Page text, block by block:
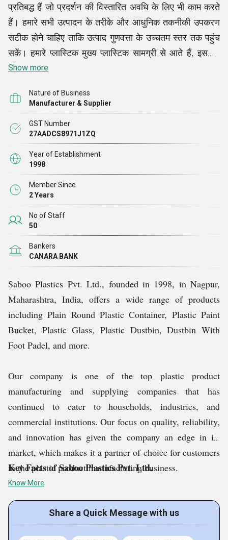
प्रतिबद्ध हैं जो प्रदर्शन की विस्तारित अवधि के लिए भी काम करते
हैं। हमारे सभी उत्पादन के तरीके और आधुनिक तकनीकी उपकरण
सटीक होने चाहिए ताकि उत्पाद गुणवत्ता के उच्चतम स्तर तक पहुंच
सकें। हमारे प्लास्टिक मुख्य प्लास्टिक सामग्री से आते हैं, इसलिए
हमारे प्लास्टिक मज़बूत होते हैं, उपयोग के लिए सुरक्षित होते हैं, और
Show more
Nature of Business
Manufacturer & Supplier
GST Number
27AADCS8971J1ZQ
Year of Establishment
1998
Member Since
2 Years
No of Staff
50
Bankers
CANARA BANK
Saboo Plastics Pvt. Ltd., founded in 1998, in Nagpur,
Maharashtra, India, offers a wide range of products
including Plain Round Plastic Container, Plastic Paint
Bucket, Plastic Glass, Plastic Dustbin, Dustbin With
Foot Padel, and more.
Our company is one of the top plastic product
manufacturing and supplying companies that has
continued to cater to households, industries, and
commercial institutions. Our focus on quality, reliability,
and innovation has given the company an edge in its
market, which makes it a partner of choice for customers
in the plastic product manufacturing business.
Key Facts of Saboo Plastics Pvt. Ltd.
Know More
Share a Quick Message with us